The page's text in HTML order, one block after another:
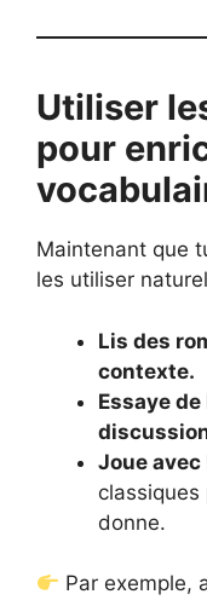
Utiliser
pour
Maintenant que
les utiliser
Lis des
contexte.
Essaye
Joue avec
donne.
Par exemple,